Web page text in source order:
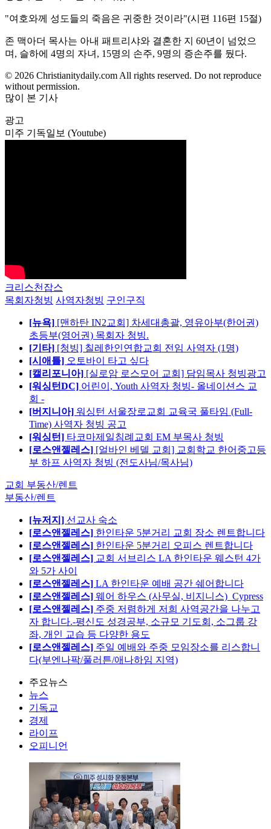
"여호와께 성도들의 죽음은 귀중한 것이라"(시편 116편 15절)
존 맥아더 목사는 아내 패트리샤와 결혼한 지 60년이 넘었으
며, 슬하에 4명의 자녀, 15명의 손주, 9명의 증손주를 뒀다.
© 2026 Christianitydaily.com All rights reserved. Do not reproduce
without permission.
많이 본 기사
광고
미주 기독일보 (Youtube)
크리스천잡스
목회자청빙 사역자청빙 구인구직
[뉴욕] [맨하탄 IN2교회] 차세대총괄, 영유아부(한어권)
초등부(영어권) 목회자 청빙.
[기타] [청빙] 칠레한인연합교회 전임 사역자 (1명)
[시애틀] 오토바이 타고 싶다
[캘리포니아] [실로암 로스모어 교회] 담임목사 청빙광고
[워싱턴DC] 어린이, Youth 사역자 청빙- 올네이션스 교
회 -
[버지니아] 워싱턴 서울장로교회 교육국 풀타임 (Full-
Time) 사역자 청빙 공고
[워싱턴] 타코마제일침례교회 EM 부목사 청빙
[로스앤젤레스] [얼바인 베델 교회] 교회학교 한어중고등
부 하프 사역자 청빙 (전도사님/목사님)
교회 부동산/렌트
부동산/렌트
[뉴저지] 선교사 숙소
[로스앤젤레스] 한인타운 5분거리 교회 장소 렌트합니다
[로스앤젤레스] 한인타운 5분거리 오피스 렌트합니다
[로스앤젤레스] 교회 서브리스 LA 한인타운 웨스턴 4가
와 5가 사이
[로스앤젤레스] LA 한인타운 예배 공간 쉐어합니다
[로스앤젤레스] 웨어 하우스 (사무실, 비지니스)_Cypress
[로스앤젤레스] 주중 저렴하게 저희 사역공간을 나누고
자 합니다.-평신도 성경공부, 소규모 기도회, 소그룹 강
좌, 개인 교습 등 다양한 용도
[로스앤젤레스] 주일 예배와 주중 모임장소를 리스합니
다(부엔나팍/풀러튼/애나하임 지역)
주요뉴스
뉴스
기독교
경제
라이프
오피니언